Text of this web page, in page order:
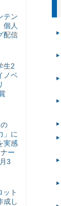
テン
個人
配信
生2
ノベ
」に
実感
ー
3
ット
成し